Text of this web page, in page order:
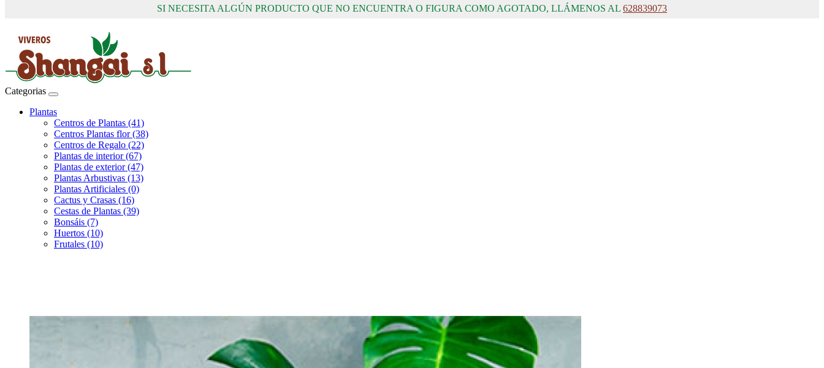
SI NECESITA ALGÚN PRODUCTO QUE NO ENCUENTRA O FIGURA COMO AGOTADO, LLÁMENOS AL 628839073
Categorias
Plantas
Centros de Plantas (41)
Centros Plantas flor (38)
Centros de Regalo (22)
Plantas de interior (67)
Plantas de exterior (47)
Plantas Arbustivas (13)
Plantas Artificiales (0)
Cactus y Crasas (16)
Cestas de Plantas (39)
Bonsáis (7)
Huertos (10)
Frutales (10)